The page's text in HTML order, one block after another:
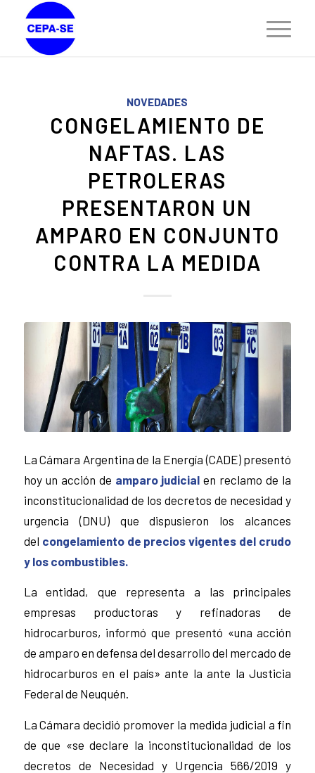
NOVEDADES
CONGELAMIENTO DE
NAFTAS. LAS
PETROLERAS
PRESENTARON UN
AMPARO EN CONJUNTO
CONTRA LA MEDIDA
La Cámara Argentina de la Energía (CADE) presentó
hoy un acción de amparo judicialen reclamo de la
inconstitucionalidad de los decretos de necesidad y
urgencia (DNU) que dispusieron los alcances
del congelamiento de precios vigentes del crudo
y los combustibles.
La entidad, que representa a las principales
empresas productoras y refinadoras de
hidrocarburos, informó que presentó «una acción
de amparo en defensa del desarrollo del mercado de
hidrocarburos en el país» ante la ante la Justicia
Federal de Neuquén.
La Cámara decidió promover la medida judicial a fin
de que «se declare la inconstitucionalidad de los
decretos de Necesidad y Urgencia 566/2019 y